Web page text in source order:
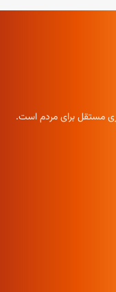
مستقل برای مردم است.